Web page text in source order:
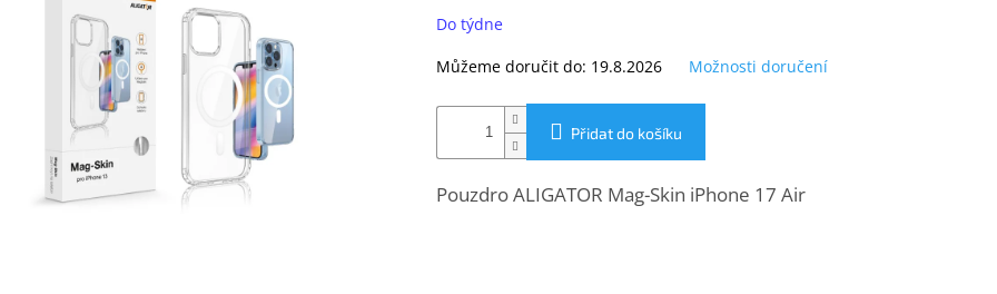
cena:
Do týdne
Můžeme doručit do: 19.8.2026 Možnosti doručení
Přidat do košíku
Pouzdro ALIGATOR Mag-Skin iPhone 17 Air